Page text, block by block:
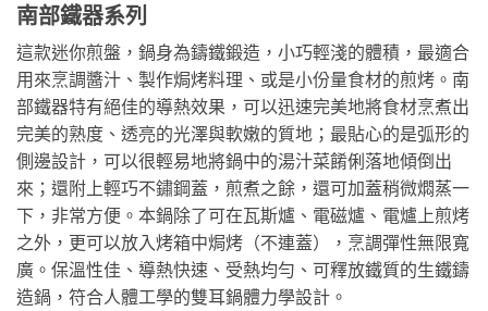
南部鐵器系列
這款迷你煎盤，鍋身為鑄鐵鍛造，小巧輕淺的體積，最適合
用來烹調醬汁、製作焗烤料理、或是小份量食材的煎烤。南
部鐵器特有絕佳的導熱效果，可以迅速完美地將食材烹煮出
完美的熟度、透亮的光澤與軟嫩的質地；最貼心的是弧形的
側邊設計，可以很輕易地將鍋中的湯汁菜餚俐落地傾倒出
來；還附上輕巧不鏽鋼蓋，煎煮之餘，還可加蓋稍微燜蒸一
下，非常方便。本鍋除了可在瓦斯爐、電磁爐、電爐上煎烤
之外，更可以放入烤箱中焗烤（不連蓋），烹調彈性無限寬
廣。保溫性佳、導熱快速、受熱均勻、可釋放鐵質的生鐵鑄
造鍋，符合人體工學的雙耳鍋體力學設計。